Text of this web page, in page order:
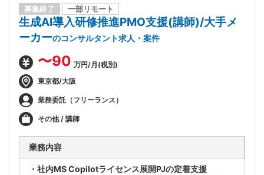
募集終了 一部リモート
生成AI導入研修推進PMO支援(講師)/大手メ
ーカーのコンサルタント求人・案件
〜90 万円/月(税別)
東京都/大阪
業務委託（フリーランス）
その他 / 講師
業務内容
・社内MS Copilotライセンス展開PJの定着支援